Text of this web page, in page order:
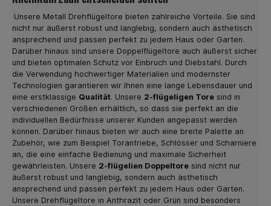
Unsere Metall Drehflügeltore bieten zahlreiche Vorteile. Sie sind
nicht nur äußerst robust und langlebig, sondern auch ästhetisch
ansprechend und passen perfekt zu jedem Haus oder Garten.
Darüber hinaus sind unsere Doppelflügeltore auch äußerst sicher
und bieten optimalen Schutz vor Einbruch und Diebstahl. Durch
die Verwendung hochwertiger Materialien und modernster
Technologien garantieren wir Ihnen eine lange Lebensdauer und
eine erstklassige Qualität. Unsere 2-flügeligen Tore sind in
verschiedenen Größen erhältlich, so dass sie perfekt an die
individuellen Bedürfnisse unserer Kunden angepasst werden
können. Darüber hinaus bieten wir auch eine breite Palette an
Zubehör, wie zum Beispiel Torantriebe, Schlösser und Scharniere
an, die eine einfache Bedienung und maximale Sicherheit
gewährleisten. Unsere 2-flügelien Doppeltore sind nicht nur
äußerst robust und langlebig, sondern auch ästhetisch
ansprechend und passen perfekt zu jedem Haus oder Garten.
Unsere Drehflügeltore in Anthrazit oder Grün sind besonders